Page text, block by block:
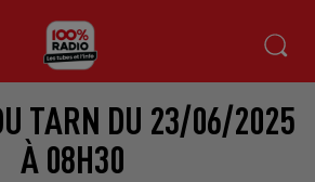
TARN DU 23/06/2025
À 08H30